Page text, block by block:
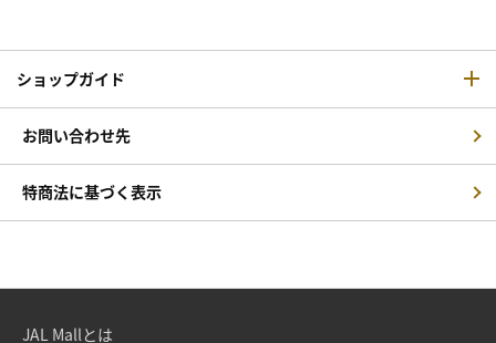
ショップガイド
お問い合わせ先
特商法に基づく表示
JAL Mallとは